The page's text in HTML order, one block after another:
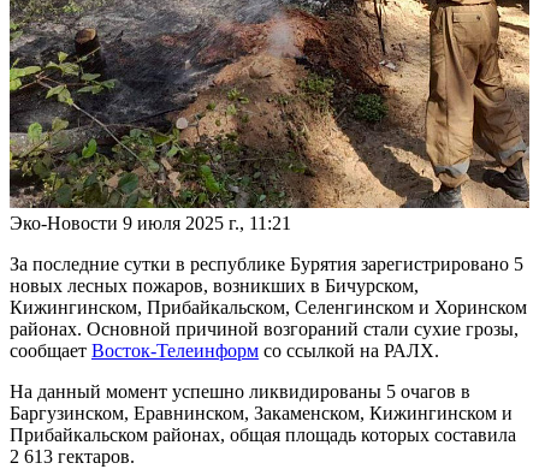
Эко-Новости 9 июля 2025 г., 11:21
За последние сутки в республике Бурятия зарегистрировано 5
новых лесных пожаров, возникших в Бичурском,
Кижингинском, Прибайкальском, Селенгинском и Хоринском
районах. Основной причиной возгораний стали сухие грозы,
сообщает Восток-Телеинформ со ссылкой на РАЛХ.
На данный момент успешно ликвидированы 5 очагов в
Баргузинском, Еравнинском, Закаменском, Кижингинском и
Прибайкальском районах, общая площадь которых составила
2 613 гектаров.